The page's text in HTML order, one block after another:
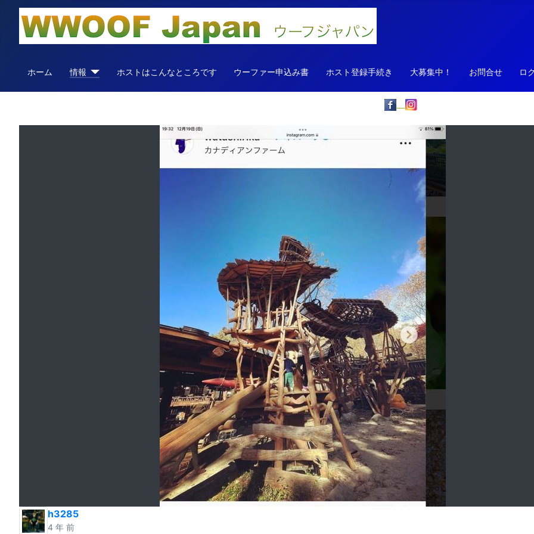
ホーム 情報 ホストはこんなところです ウーファー申込み書 ホスト登録手続き 大募集中！ お問合せ ロ
h3285
4 年 前